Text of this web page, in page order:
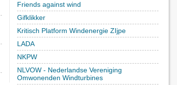
Friends against wind
Gifklikker
Kritisch Platform Windenergie ZIjpe
LADA
NKPW
NLVOW - Nederlandse Vereniging
Omwonenden Windturbines